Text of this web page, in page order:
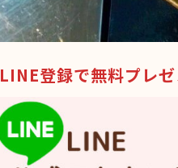
LINE登録で無料プレゼ